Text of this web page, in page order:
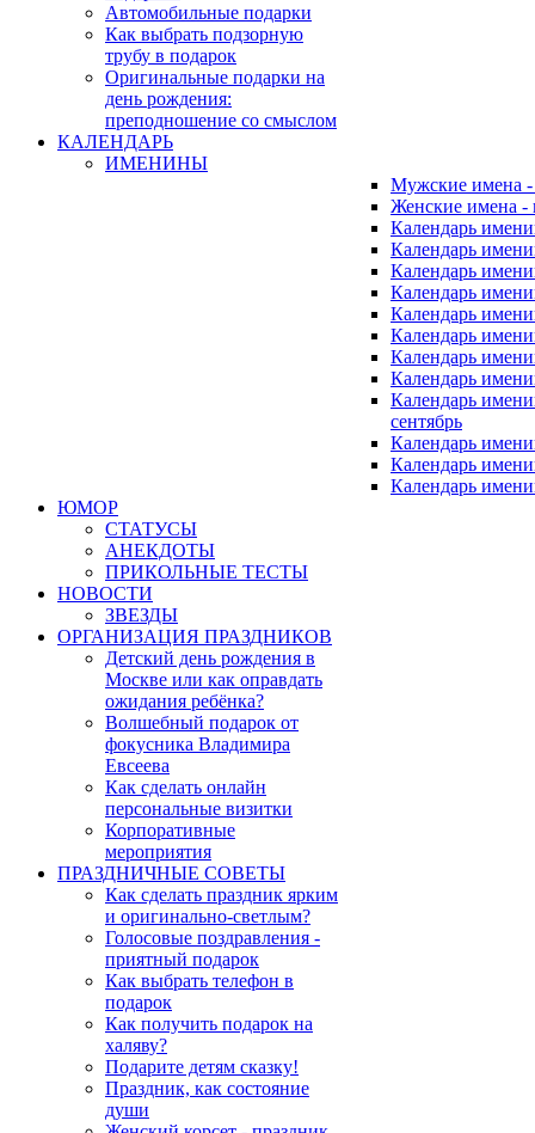
Автомобильные подарки
Как выбрать подзорную
трубу в подарок
Оригинальные подарки на
день рождения:
преподношение со смыслом
КАЛЕНДАРЬ
ИМЕНИНЫ
Мужские имена
Женские имена
Календарь
Календарь
Календарь
Календарь
Календарь
Календарь
Календарь
Календарь
Календарь
сентябрь
Календарь
Календарь
Календарь
ЮМОР
СТАТУСЫ
АНЕКДОТЫ
ПРИКОЛЬНЫЕ ТЕСТЫ
НОВОСТИ
ЗВЕЗДЫ
ОРГАНИЗАЦИЯ ПРАЗДНИКОВ
Детский день рождения в
Москве или как оправдать
ожидания ребёнка?
Волшебный подарок от
фокусника Владимира
Евсеева
Как сделать онлайн
персональные визитки
Корпоративные
мероприятия
ПРАЗДНИЧНЫЕ СОВЕТЫ
Как сделать праздник ярким
и оригинально-светлым?
Голосовые поздравления -
приятный подарок
Как выбрать телефон в
подарок
Как получить подарок на
халяву?
Подарите детям сказку!
Праздник, как состояние
души